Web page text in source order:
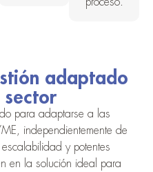
adaptado
para adaptarse a las
independientemente de
y potentes
en la solución ideal para